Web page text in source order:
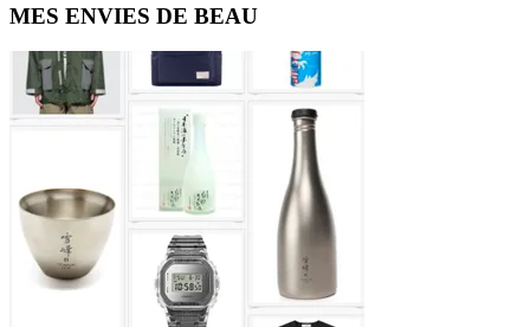
Primary
Sidebar
MES ENVIES DE BEAU